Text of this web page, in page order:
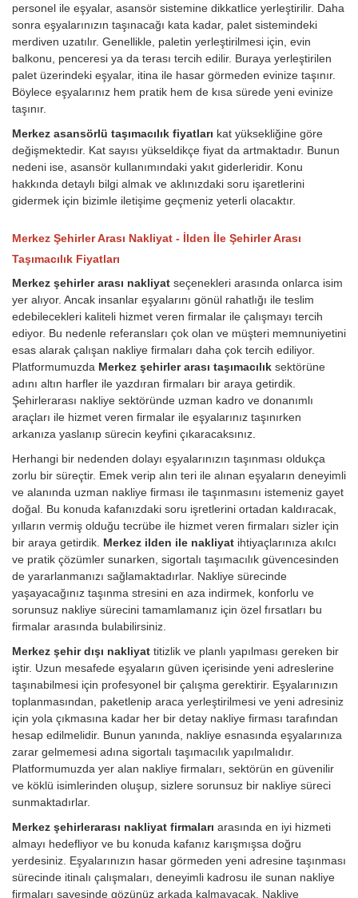
personel ile eşyalar, asansör sistemine dikkatlice yerleştirilir. Daha
sonra eşyalarınızın taşınacağı kata kadar, palet sistemindeki
merdiven uzatılır. Genellikle, paletin yerleştirilmesi için, evin
balkonu, penceresi ya da terası tercih edilir. Buraya yerleştirilen
palet üzerindeki eşyalar, itina ile hasar görmeden evinize taşınır.
Böylece eşyalarınız hem pratik hem de kısa sürede yeni evinize
taşınır.
Merkez asansörlü taşımacılık fiyatları kat yüksekliğine göre
değişmektedir. Kat sayısı yükseldikçe fiyat da artmaktadır. Bunun
nedeni ise, asansör kullanımındaki yakıt giderleridir. Konu
hakkında detaylı bilgi almak ve aklınızdaki soru işaretlerini
gidermek için bizimle iletişime geçmeniz yeterli olacaktır.
Merkez Şehirler Arası Nakliyat - İlden İle Şehirler Arası
Taşımacılık Fiyatları
Merkez şehirler arası nakliyat seçenekleri arasında onlarca isim
yer alıyor. Ancak insanlar eşyalarını gönül rahatlığı ile teslim
edebilecekleri kaliteli hizmet veren firmalar ile çalışmayı tercih
ediyor. Bu nedenle referansları çok olan ve müşteri memnuniyetini
esas alarak çalışan nakliye firmaları daha çok tercih ediliyor.
Platformumuzda Merkez şehirler arası taşımacılık sektörüne
adını altın harfler ile yazdıran firmaları bir araya getirdik.
Şehirlerarası nakliye sektöründe uzman kadro ve donanımlı
araçları ile hizmet veren firmalar ile eşyalarınız taşınırken
arkanıza yaslanıp sürecin keyfini çıkaracaksınız.
Herhangi bir nedenden dolayı eşyalarınızın taşınması oldukça
zorlu bir süreçtir. Emek verip alın teri ile alınan eşyaların deneyimli
ve alanında uzman nakliye firması ile taşınmasını istemeniz gayet
doğal. Bu konuda kafanızdaki soru işretlerini ortadan kaldıracak,
yılların vermiş olduğu tecrübe ile hizmet veren firmaları sizler için
bir araya getirdik. Merkez ilden ile nakliyat ihtiyaçlarınıza akılcı
ve pratik çözümler sunarken, sigortalı taşımacılık güvencesinden
de yararlanmanızı sağlamaktadırlar. Nakliye sürecinde
yaşayacağınız taşınma stresini en aza indirmek, konforlu ve
sorunsuz nakliye sürecini tamamlamanız için özel fırsatları bu
firmalar arasında bulabilirsiniz.
Merkez şehir dışı nakliyat titizlik ve planlı yapılması gereken bir
iştir. Uzun mesafede eşyaların güven içerisinde yeni adreslerine
taşınabilmesi için profesyonel bir çalışma gerektirir. Eşyalarınızın
toplanmasından, paketlenip araca yerleştirilmesi ve yeni adresiniz
için yola çıkmasına kadar her bir detay nakliye firması tarafından
hesap edilmelidir. Bunun yanında, nakliye esnasında eşyalarınıza
zarar gelmemesi adına sigortalı taşımacılık yapılmalıdır.
Platformumuzda yer alan nakliye firmaları, sektörün en güvenilir
ve köklü isimlerinden oluşup, sizlere sorunsuz bir nakliye süreci
sunmaktadırlar.
Merkez şehirlerarası nakliyat firmaları arasında en iyi hizmeti
almayı hedefliyor ve bu konuda kafanız karışmışsa doğru
yerdesiniz. Eşyalarınızın hasar görmeden yeni adresine taşınması
sürecinde itinalı çalışmaları, deneyimli kadrosu ile sunan nakliye
firmaları sayesinde gözünüz arkada kalmayacak. Nakliye